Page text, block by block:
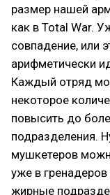
размер нашей
как в Total War.
совпадение, или
арифметически
Каждый отряд
некоторое
повысить до
подразделения.
мушкетеров
уже в
жирные